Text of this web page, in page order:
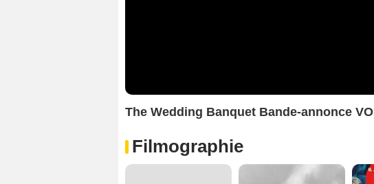
The Wedding Banquet Bande-annonce VO
Filmographie